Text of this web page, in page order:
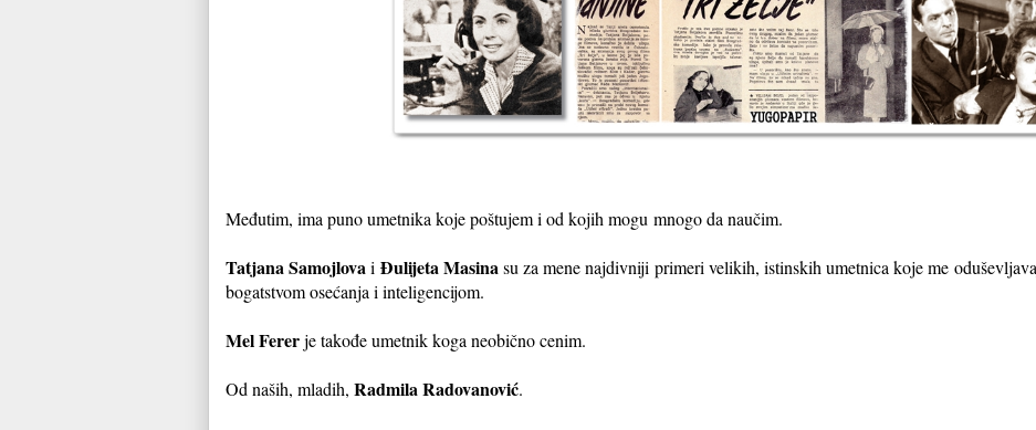
Međutim, ima puno umetnika koje poštujem i od kojih mogu mnogo da naučim.
Tatjana Samojlova i Đulijeta Masina su za mene najdivniji primeri velikih, istinskih umetnica koje me
bogatstvom osećanja i inteligencijom.
Mel Fererje takođe umetnik koga neobično cenim.
Od naših, mladih, Radmila Radovanović.